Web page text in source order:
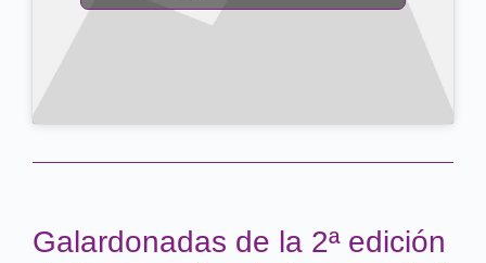
Galardonadas de la 2ª edición